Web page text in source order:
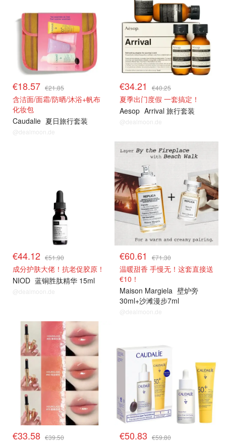
€18.57 €21.85
含洁面/面霜/防晒/沐浴+帆布
化妆包
Caudalie 夏日旅行套装
@dealmoon.de
€34.21 €40.25
夏季出门度假 一套搞定！
Aesop Arrival 旅行套装
@dealmoon.de
€44.12 €51.90
成分护肤大佬！抗老促胶原！
NIOD 蓝铜胜肽精华 15ml
@dealmoon.de
€60.61 €71.30
温暖甜香 手慢无！这套直接送
€10！
Maison Margiela 壁炉旁
30ml+沙滩漫步7ml
@dealmoon.de
€33.58 €39.50 €50.83 €59.80